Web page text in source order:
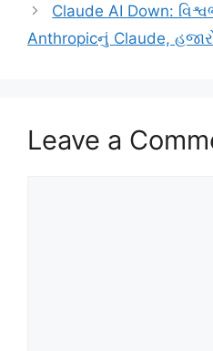
Claude AI Down:
Anthropicનું Claude,
Leave a